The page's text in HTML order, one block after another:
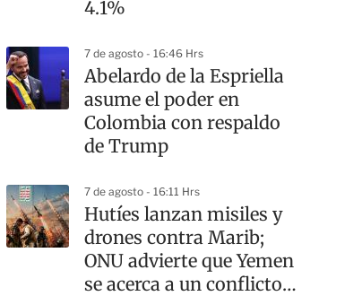
4.1%
7 de agosto - 16:46 Hrs
Abelardo de la Espriella
asume el poder en
Colombia con respaldo
de Trump
7 de agosto - 16:11 Hrs
Hutíes lanzan misiles y
drones contra Marib;
ONU advierte que Yemen
se acerca a un conflicto